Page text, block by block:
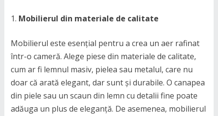
Mobilierul din materiale de calitate
Mobilierul este esențial pentru a crea un aer rafinat
într-o cameră. Alege piese din materiale de calitate,
cum ar fi lemnul masiv, pielea sau metalul, care nu
doar că arată elegant, dar sunt și durabile. O canapea
din piele sau un scaun din lemn cu detalii fine poate
adăuga un plus de eleganță. De asemenea, mobilierul